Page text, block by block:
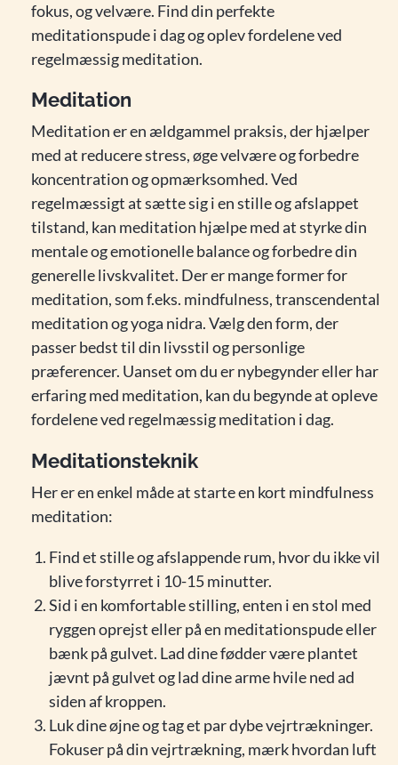
fokus, og velvære. Find din perfekte
meditationspude i dag og oplev fordelene ved
regelmæssig meditation.
Meditation
Meditation er en ældgammel praksis, der hjælper
med at reducere stress, øge velvære og forbedre
koncentration og opmærksomhed. Ved
regelmæssigt at sætte sig i en stille og afslappet
tilstand, kan meditation hjælpe med at styrke din
mentale og emotionelle balance og forbedre din
generelle livskvalitet. Der er mange former for
meditation, som f.eks. mindfulness, transcendental
meditation og yoga nidra. Vælg den form, der
passer bedst til din livsstil og personlige
præferencer. Uanset om du er nybegynder eller har
erfaring med meditation, kan du begynde at opleve
fordelene ved regelmæssig meditation i dag.
Meditationsteknik
Her er en enkel måde at starte en kort mindfulness
meditation:
Find et stille og afslappende rum, hvor du ikke vil
blive forstyrret i 10-15 minutter.
Sid i en komfortable stilling, enten i en stol med
ryggen oprejst eller på en meditationspude eller
bænk på gulvet. Lad dine fødder være plantet
jævnt på gulvet og lad dine arme hvile ned ad
siden af ​​kroppen.
Luk dine øjne og tag et par dybe vejrtrækninger.
Fokuser på din vejrtrækning, mærk hvordan luft